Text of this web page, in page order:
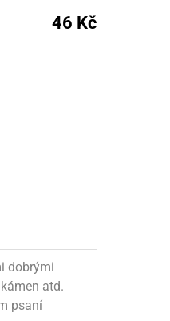
46 Kč
dobrými
atd.
psaní